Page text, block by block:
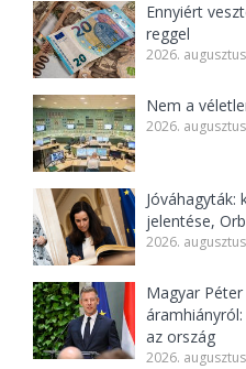
Ennyiért
reggel
2026.
Nem a
2026.
Jóváhagyták:
jelentése,
2026.
Magyar
az ország
2026.